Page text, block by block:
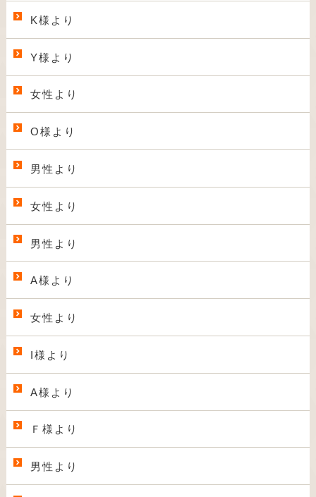
K様より
Y様より
女性より
O様より
男性より
女性より
男性より
A様より
女性より
I様より
A様より
Ｆ様より
男性より